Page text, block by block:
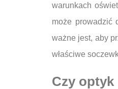
warunkach
może prowadzić
ważne jest, aby
właściwe
Czy optyk